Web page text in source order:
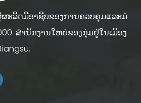
ຜະລິດມືອາຊີບຂອງການຄວບຄຸມແລະມໍ
ສໍານັກງານໃຫຍ່ຂອງກຸ່ມຢູ່ໃນເມືອງ